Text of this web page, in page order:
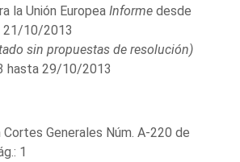
la Unión EuropeaInforme desde
21/10/2013
sin propuestas de resolución)
hasta 29/10/2013
Cortes Generales Núm. A-220 de
1